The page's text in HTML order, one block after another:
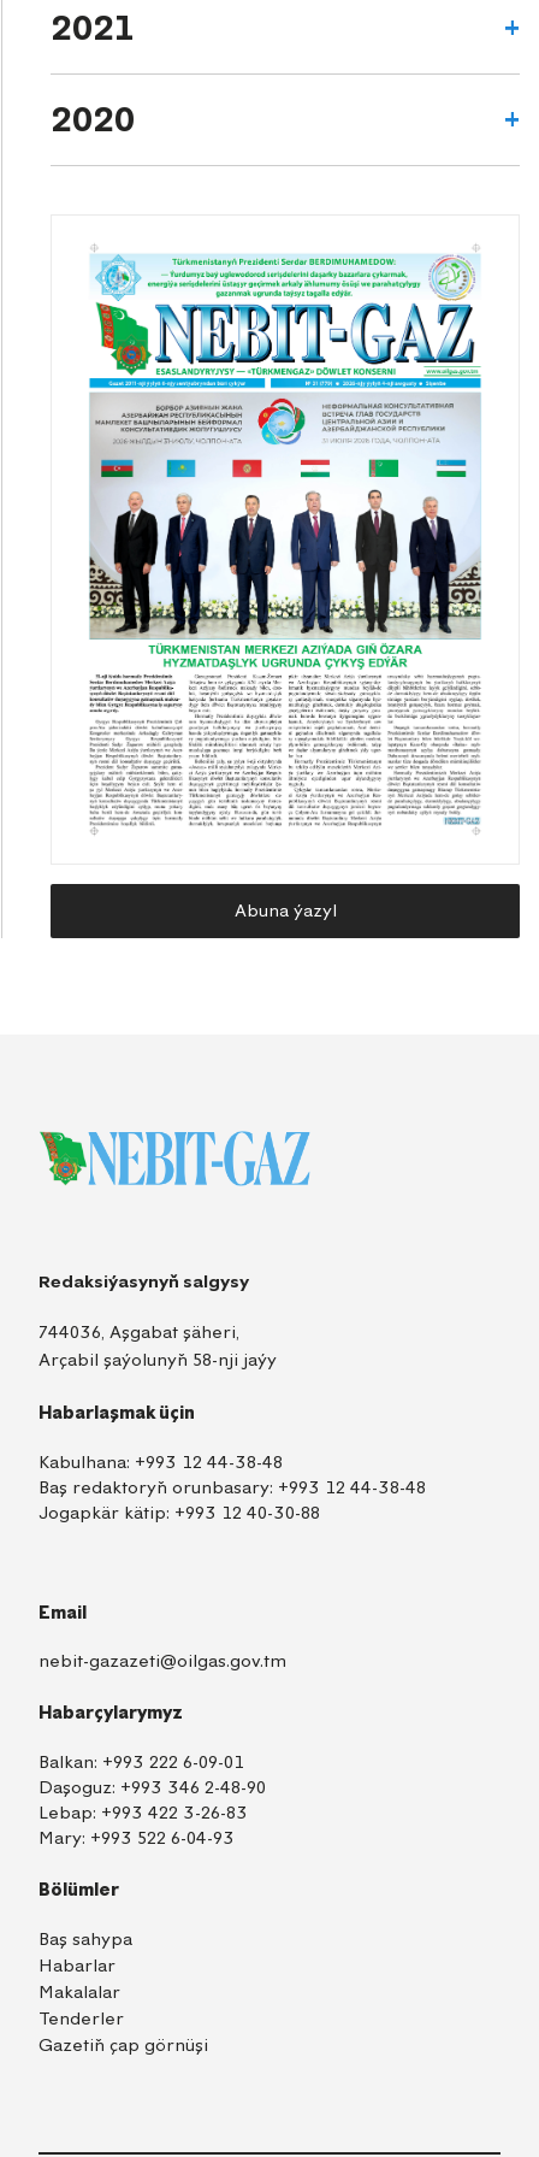
2021
2020
Abuna ýazyl
Redaksiýasynyň salgysy
744036, Aşgabat şäheri,
Arçabil şaýolunyň 58-nji jaýy
Habarlaşmak üçin
Kabulhana: +993 12 44-38-48
Baş redaktoryň orunbasary: +993 12 44-38-48
Jogapkär kätip: +993 12 40-30-88
Email
nebit-gazazeti@oilgas.gov.tm
Habarçylarymyz
Balkan: +993 222 6-09-01
Daşoguz: +993 346 2-48-90
Lebap: +993 422 3-26-83
Mary: +993 522 6-04-93
Bölümler
Baş sahypa
Habarlar
Makalalar
Tenderler
Gazetiň çap görnüşi